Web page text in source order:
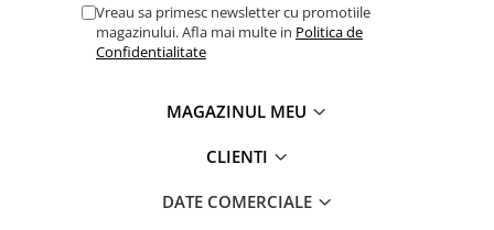
Vreau sa primesc newsletter cu promotiile
magazinului. Afla mai multe in Politica de
Confidentialitate
MAGAZINUL MEU
CLIENTI
DATE COMERCIALE